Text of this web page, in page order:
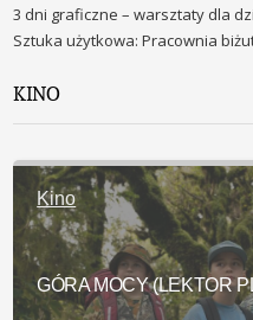
3 dni graficzne – warsztaty dla
Sztuka użytkowa: Pracownia
KINO
Kino
GÓRA MOCY (LEKTOR